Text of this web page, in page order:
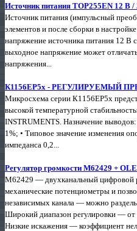
Источник питания TOP255EN 12 В /
Источник питания (импульсный
элементов и после сборки в
напряжение источника питания 12 В
выходное напряжение может
напряжения...
К1156ЕР5х - РЕГУЛИРУЕМЫЙ
Микросхема серии К1156ЕР5х
высокой температурной
INSTRUMENTS. Назначение
1%; • Типовое значение изменения
импеданса 0,2...
Регулятор громкости M62429 +
M62429 — двухканальный цифровой
механические потенциометры и
независимых канала — можно
Широкий диапазон регулировки — от
Низкие искажения — коэффициент